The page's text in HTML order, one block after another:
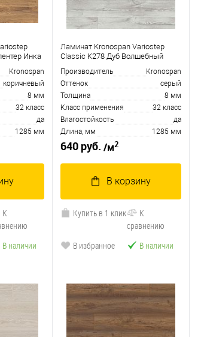
Инка
Kronospan
коричневый
8 мм
32 класс
да
1285 мм
К
В наличии
Ламинат Kronospan Variostep
Classic K278 Дуб Волшебный
Производитель
Kronospan
Оттенок
серый
Толщина
8 мм
Класс применения
32 класс
Влагостойкость
да
Длина, мм
1285 мм
640 руб. /м2
В корзину
Купить в 1 клик
К
сравнению
В избранное
В наличии